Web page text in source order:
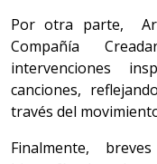
Por otra parte,
Compañía
intervenciones
canciones,
través del
Finalmente,